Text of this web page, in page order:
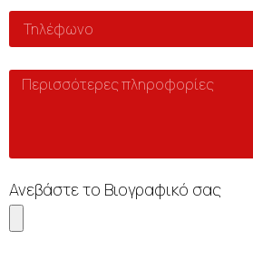
Ανεβάστε το Βιογραφικό σας